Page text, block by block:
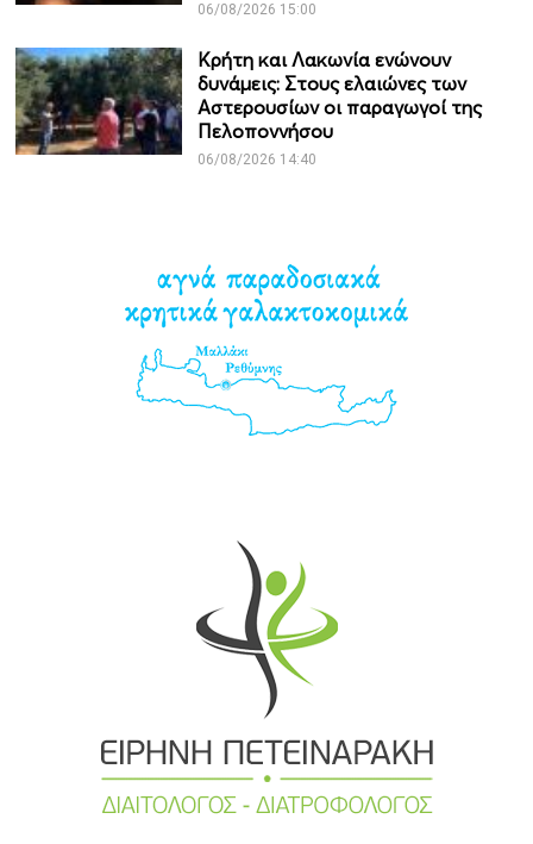
06/08/2026 15:00
Κρήτη και Λακωνία ενώνουν
δυνάμεις: Στους ελαιώνες των
Αστερουσίων οι παραγωγοί της
Πελοποννήσου
06/08/2026 14:40